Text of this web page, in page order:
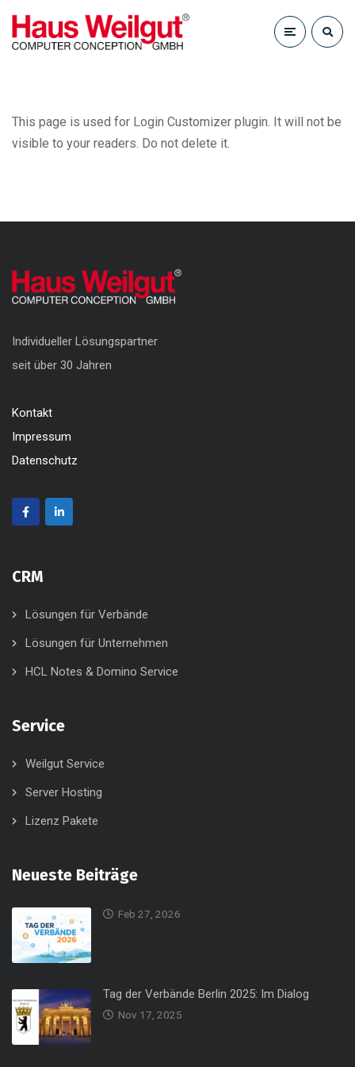
This page is used for Login Customizer plugin. It will not be
visible to your readers. Do not delete it.
Individueller Lösungspartner
seit über 30 Jahren
Kontakt
Impressum
Datenschutz
CRM
Lösungen für Verbände
Lösungen für Unternehmen
HCL Notes & Domino Service
Service
Weilgut Service
Server Hosting
Lizenz Pakete
Neueste Beiträge
Feb 27, 2026
Tag der Verbände Berlin 2025: Im Dialog
Nov 17, 2025